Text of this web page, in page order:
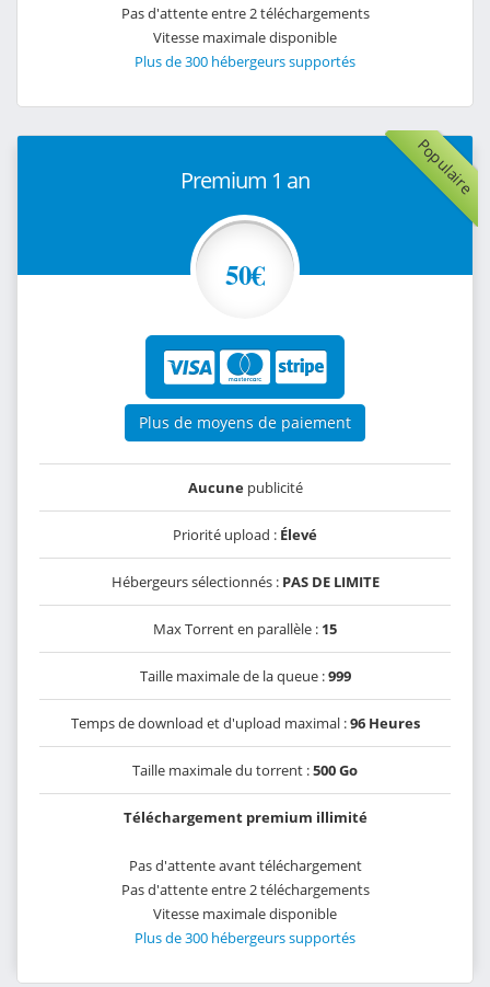
Pas d'attente entre 2 téléchargements
Vitesse maximale disponible
Plus de 300 hébergeurs supportés
Populaire
Premium 1 an
50€
Plus de moyens de paiement
Aucunepublicité
Priorité upload : Élevé
Hébergeurs sélectionnés : PAS DE LIMITE
Max Torrent en parallèle : 15
Taille maximale de la queue :999
Temps de download et d'upload maximal :96 Heures
Taille maximale du torrent :500 Go
Téléchargement premium illimité
Pas d'attente avant téléchargement
Pas d'attente entre 2 téléchargements
Vitesse maximale disponible
Plus de 300 hébergeurs supportés